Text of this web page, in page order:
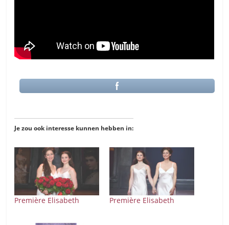
Je zou ook interesse kunnen hebben in:
Première Elisabeth Première Elisabeth